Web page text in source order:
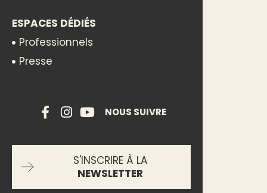
ESPACES DÉDIÉS
Professionnels
Presse
NOUS SUIVRE
S'INSCRIRE À LA
NEWSLETTER